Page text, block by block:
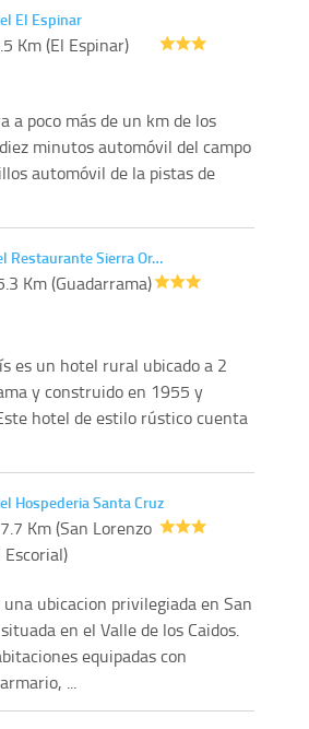
El Espinar
Km (El Espinar)
a poco más de un km de los
minutos automóvil del campo
automóvil de la pistas de
Restaurante Sierra Or…
Km (Guadarrama)
es un hotel rural ubicado a 2
y construido en 1955 y
hotel de estilo rústico cuenta
Hospederia Santa Cruz
Km (San Lorenzo
Escorial)
ubicacion privilegiada en San
en el Valle de los Caidos.
equipadas con
...